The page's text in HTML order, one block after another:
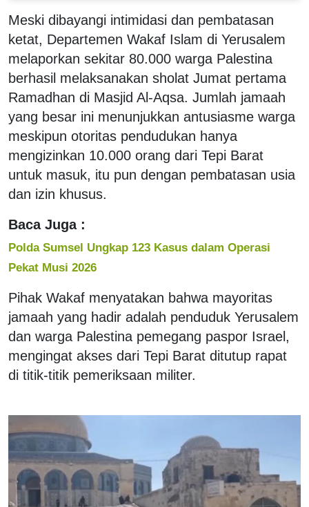
Meski dibayangi intimidasi dan pembatasan
ketat, Departemen Wakaf Islam di Yerusalem
melaporkan sekitar 80.000 warga Palestina
berhasil melaksanakan sholat Jumat pertama
Ramadhan di Masjid Al-Aqsa. Jumlah jamaah
yang besar ini menunjukkan antusiasme warga
meskipun otoritas pendudukan hanya
mengizinkan 10.000 orang dari Tepi Barat
untuk masuk, itu pun dengan pembatasan usia
dan izin khusus.
Baca Juga :
Polda Sumsel Ungkap 123 Kasus dalam Operasi
Pekat Musi 2026
Pihak Wakaf menyatakan bahwa mayoritas
jamaah yang hadir adalah penduduk Yerusalem
dan warga Palestina pemegang paspor Israel,
mengingat akses dari Tepi Barat ditutup rapat
di titik-titik pemeriksaan militer.